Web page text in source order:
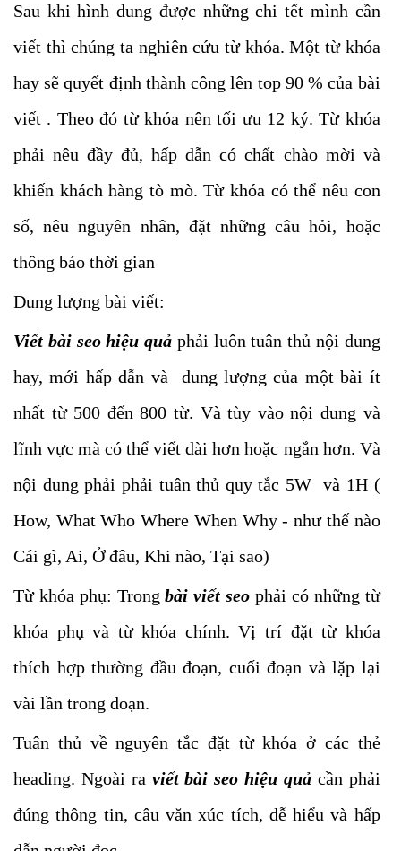
Sau khi hình dung được những chi tết mình cần
viết thì chúng ta nghiên cứu từ khóa. Một từ khóa
hay sẽ quyết định thành công lên top 90 % của bài
viết . Theo đó từ khóa nên tối ưu 12 ký. Từ khóa
phải nêu đầy đủ, hấp dẫn có chất chào mời và
khiến khách hàng tò mò. Từ khóa có thể nêu con
số, nêu nguyên nhân, đặt những câu hỏi, hoặc
thông báo thời gian
Dung lượng bài viết:
Viết bài seo hiệu quả phải luôn tuân thủ nội dung
hay, mới hấp dẫn và dung lượng của một bài ít
nhất từ 500 đến 800 từ. Và tùy vào nội dung và
lĩnh vực mà có thể viết dài hơn hoặc ngắn hơn. Và
nội dung phải phải tuân thủ quy tắc 5W và 1H (
How, What Who Where When Why - như thế nào
Cái gì, Ai, Ở đâu, Khi nào, Tại sao)
Từ khóa phụ: Trong bài viết seo phải có những từ
khóa phụ và từ khóa chính. Vị trí đặt từ khóa
thích hợp thường đầu đoạn, cuối đoạn và lặp lại
vài lần trong đoạn.
Tuân thủ về nguyên tắc đặt từ khóa ở các thẻ
heading. Ngoài ra viết bài seo hiệu quảcần phải
đúng thông tin, câu văn xúc tích, dễ hiểu và hấp